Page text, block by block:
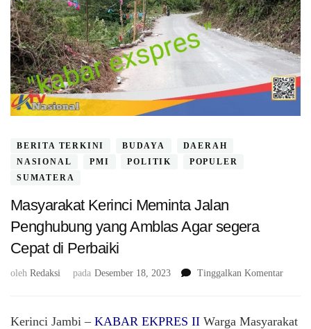
BERITA TERKINI BUDAYA
DAERAH
NASIONAL
PMI POLITIK
POPULER
SUMATERA
Masyarakat Kerinci Meminta Jalan
Penghubung yang Amblas Agar segera
Cepat di Perbaiki
oleh Redaksi pada Desember 18, 2023 Tinggalkan Komentarpada
Kerinci Jambi – KABAR EKPRES II Warga Masyarakat